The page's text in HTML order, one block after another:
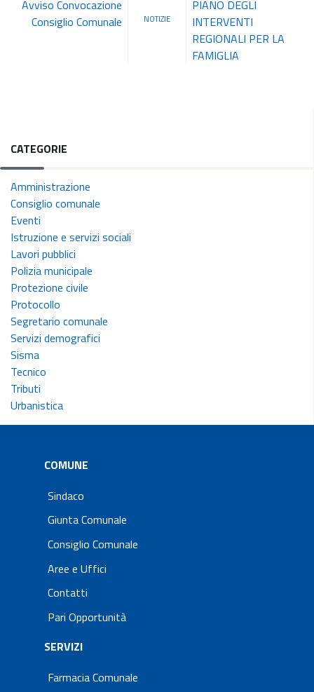
Avviso Convocazione
Consiglio Comunale
NOTIZIE
PIANO DEGLI
INTERVENTI
REGIONALI PER LA
FAMIGLIA
CATEGORIE
Amministrazione
Consiglio comunale
Eventi
Istruzione e servizi sociali
Lavori pubblici
Polizia municipale
Protezione civile
Protocollo
Segretario comunale
Servizi demografici
Sisma
Tecnico
Tributi
Urbanistica
COMUNE
Sindaco
Giunta Comunale
Consiglio Comunale
Aree e Uffici
Contatti
Pari Opportunità
SERVIZI
Farmacia Comunale